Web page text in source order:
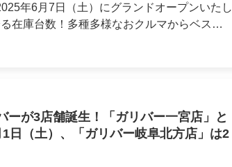
バー
台（当社調べ・オープン時の展示台数）の
号名古屋多治見線沿い、中志段味上寺林交
台（当社調べ・オープン時の展示台数）を誇
海浜公園入口交差点を過ぎた次の交差点を
年6月7日（土）にグランドオープンいたし
アクセスが良好です。店舗に面する県道26
接続しているため、岡崎市内だけでなく、周
の良さを
ーが3店舗誕生！「ガリバー一宮店」と
1日（土）、「ガリバー岐阜北方店」は2